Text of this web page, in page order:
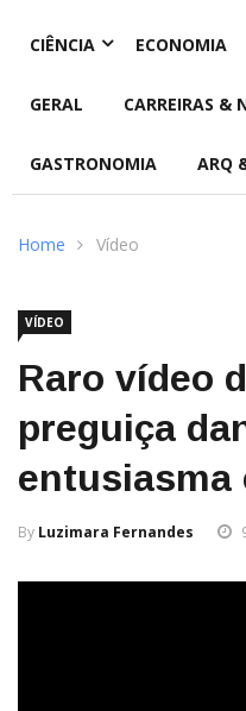
CIÊNCIA ECONOMIA
GERAL CARREIRAS &
GASTRONOMIA ARQ
Home Vídeo
VÍDEO
Raro vídeo
preguiça
By Luzimara Fernandes